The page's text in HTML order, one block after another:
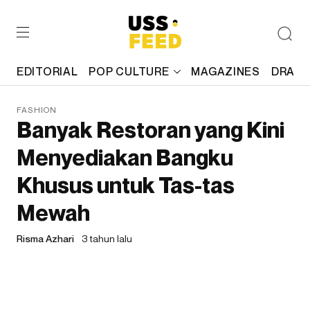
EDITORIAL POP CULTURE MAGAZINES
FASHION
Banyak Restoran yang Kini
Menyediakan Bangku
Khusus untuk Tas-tas
Mewah
Risma Azhari 3 tahun lalu